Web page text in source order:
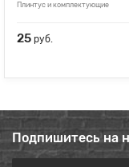
Плинтус и комплектующие
25 руб.
Подпишитесь на